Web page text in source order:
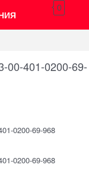
0
00-401-0200-69-